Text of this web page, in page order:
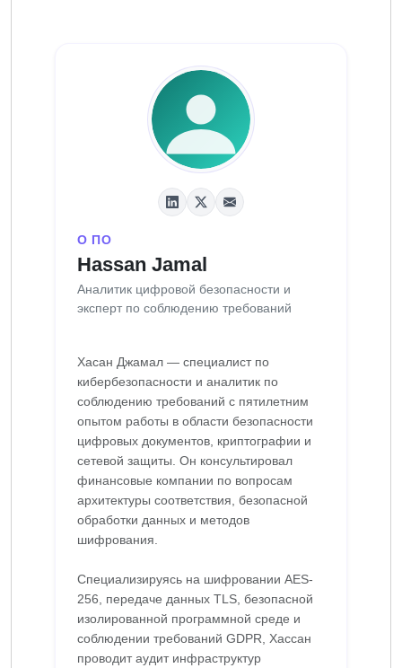
О ПО
Hassan Jamal
Аналитик цифровой безопасности и
эксперт по соблюдению требований
Хасан Джамал — специалист по
кибербезопасности и аналитик по
соблюдению требований с пятилетним
опытом работы в области безопасности
цифровых документов, криптографии и
сетевой защиты. Он консультировал
финансовые компании по вопросам
архитектуры соответствия, безопасной
обработки данных и методов
шифрования.
Специализируясь на шифровании AES-
256, передаче данных TLS, безопасной
изолированной программной среде и
соблюдении требований GDPR, Хассан
проводит аудит инфраструктур